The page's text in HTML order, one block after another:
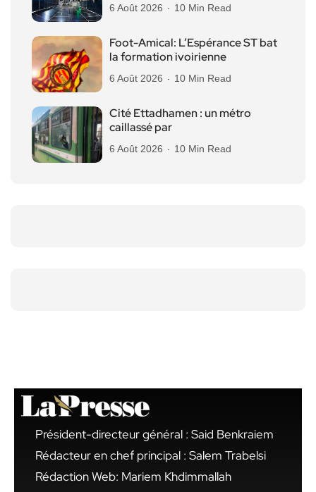
6 Août 2026 10 Min Read
Foot-Amical: L’Espérance ST bat
la formation ivoirienne
6 Août 2026 10 Min Read
Cité Ettadhamen : un métro
caillassé par
6 Août 2026 10 Min Read
Président-directeur général : Said Benkraiem
Rédacteur en chef principal : Salem Trabelsi
Rédaction Web: Mariem Khdimmallah